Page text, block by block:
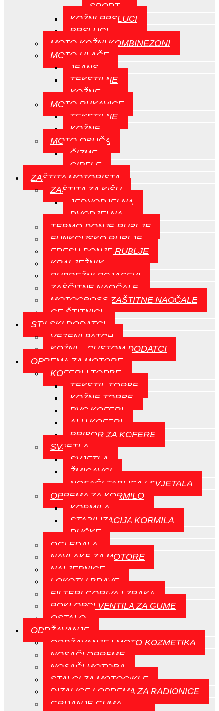
SPORT
KOŽNI PRSLUCI
PRSLUCI
MOTO KOŽNI KOMBINEZONI
MOTO HLAČE
JEANS
TEKSTILNE
KOŽNE
MOTO RUKAVICE
TEKSTILNE
KOŽNE
MOTO OBUČA
ČIZME
CIPELE
ZAŠTITA MOTORISTA
ZAŠTITA ZA KIŠU
JEDNODJELNA
DVODJELNA
TERMO DONJE RUBLJE
FUNKCIJSKO RUBLJE
FRESH DONJE RUBLJE
KRALJEŽNIK
BUBREŽNI POJASEVI
ZAŠČITNE NAOČALE
MOTOCROSS ZAŠTITNE NAOČALE
CE-ŠTITNICI
STILSKI DODATCI
VEZENI PATCH
KOŽNI – CUSTOM DODATCI
OPREMA ZA MOTORE
KOFERI I TORBE
TEKSTIL TORBE
KOŽNE TORBE
PVC KOFERI
ALU KOFERI
PRIBOR ZA KOFERE
SVJETLA
SVJETLA
ŽMIGAVCI
NOSAČI TABLICA I SVJETALA
OPREMA ZA KORMILO
KORMILA
STABILIZACIJA KORMILA
RUČKE
OGLEDALA
NAVLAKE ZA MOTORE
NALJEPNICE
LOKOTI I BRAVE
FILTERI GORIVA I ZRAKA
POKLOPCI VENTILA ZA GUME
OSTALO
ODRŽAVANJE
ODRŽAVANJE I MOTO KOZMETIKA
NOSAČI OPREME
NOSAČI MOTORA
STALCI ZA MOTOCIKLE
DIZALICE I OPREMA ZA RADIONICE
GRIJANJE GUMA